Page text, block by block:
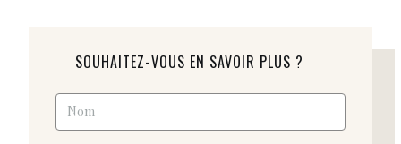
SOUHAITEZ-VOUS EN SAVOIR PLUS ?